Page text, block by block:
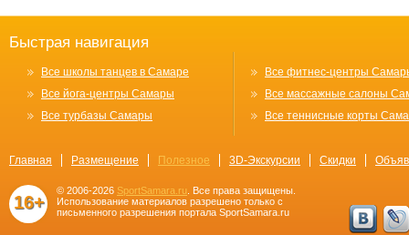
Быстрая навигация
Все школы танцев в Самаре
Все йога-центры Самары
Все турбазы Самары
Все фитнес-центры
Все массажные салоны
Все теннисные корты
Главная Размещение Полезное 3D-Экскурсии Скидки
16+
© 2006-2026 SportSamara.ru . Все права защищены.
Использование материалов разрешено только с
письменного разрешения портала SportSamara.ru